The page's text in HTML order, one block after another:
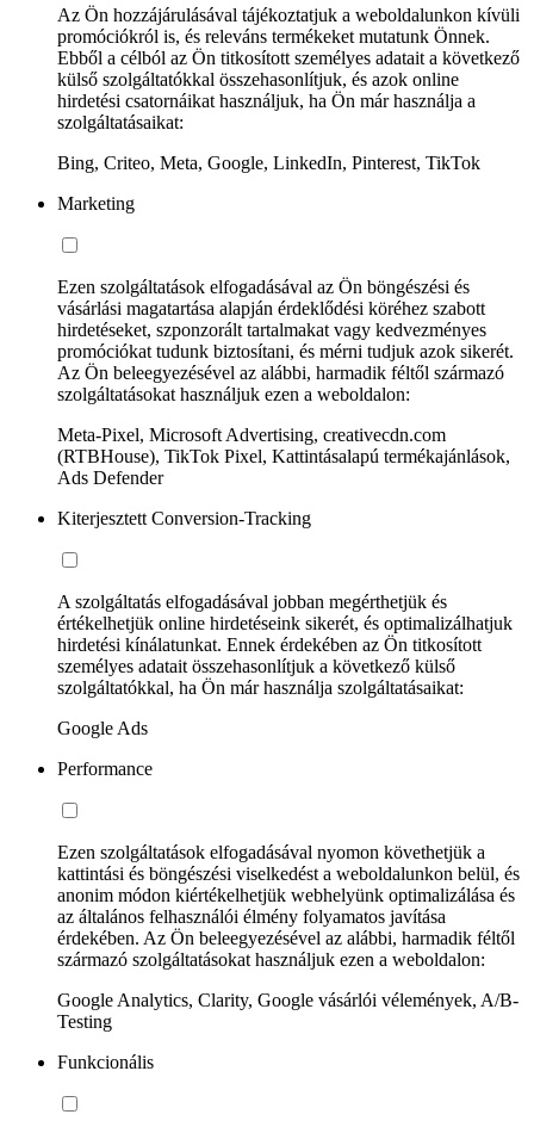
Az Ön hozzájárulásával tájékoztatjuk a weboldalunkon kívüli
promóciókról is, és releváns termékeket mutatunk Önnek.
Ebből a célból az Ön titkosított személyes adatait a következő
külső szolgáltatókkal összehasonlítjuk, és azok online
hirdetési csatornáikat használjuk, ha Ön már használja a
szolgáltatásaikat:
Bing, Criteo, Meta, Google, LinkedIn, Pinterest, TikTok
Marketing
Ezen szolgáltatások elfogadásával az Ön böngészési és
vásárlási magatartása alapján érdeklődési köréhez szabott
hirdetéseket, szponzorált tartalmakat vagy kedvezményes
promóciókat tudunk biztosítani, és mérni tudjuk azok sikerét.
Az Ön beleegyezésével az alábbi, harmadik féltől származó
szolgáltatásokat használjuk ezen a weboldalon:
Meta-Pixel, Microsoft Advertising, creativecdn.com
(RTBHouse), TikTok Pixel, Kattintásalapú termékajánlások,
Ads Defender
Kiterjesztett Conversion-Tracking
A szolgáltatás elfogadásával jobban megérthetjük és
értékelhetjük online hirdetéseink sikerét, és optimalizálhatjuk
hirdetési kínálatunkat. Ennek érdekében az Ön titkosított
személyes adatait összehasonlítjuk a következő külső
szolgáltatókkal, ha Ön már használja szolgáltatásaikat:
Google Ads
Performance
Ezen szolgáltatások elfogadásával nyomon követhetjük a
kattintási és böngészési viselkedést a weboldalunkon belül, és
anonim módon kiértékelhetjük webhelyünk optimalizálása és
az általános felhasználói élmény folyamatos javítása
érdekében. Az Ön beleegyezésével az alábbi, harmadik féltől
származó szolgáltatásokat használjuk ezen a weboldalon:
Google Analytics, Clarity, Google vásárlói vélemények, A/B-
Testing
Funkcionális